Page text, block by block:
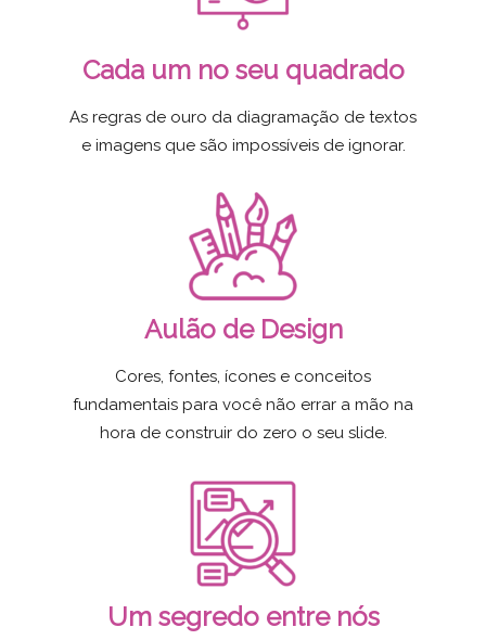
Cada um no seu quadrado
As regras de ouro da diagramação de textos
e imagens que são impossíveis de ignorar.
Aulão de Design
Cores, fontes, ícones e conceitos
fundamentais para você não errar a mão na
hora de construir do zero o seu slide.
Um segredo entre nós